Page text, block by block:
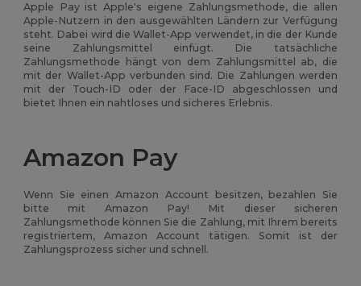
Apple Pay ist Apple's eigene Zahlungsmethode, die allen
Apple-Nutzern in den ausgewählten Ländern zur Verfügung
steht. Dabei wird die Wallet-App verwendet, in die der Kunde
seine Zahlungsmittel einfügt. Die tatsächliche
Zahlungsmethode hängt von dem Zahlungsmittel ab, die
mit der Wallet-App verbunden sind. Die Zahlungen werden
mit der Touch-ID oder der Face-ID abgeschlossen und
bietet Ihnen ein nahtloses und sicheres Erlebnis.
Amazon Pay
Wenn Sie einen Amazon Account besitzen, bezahlen Sie
bitte mit Amazon Pay! Mit dieser sicheren
Zahlungsmethode können Sie die Zahlung, mit Ihrem bereits
registriertem, Amazon Account tätigen. Somit ist der
Zahlungsprozess sicher und schnell.